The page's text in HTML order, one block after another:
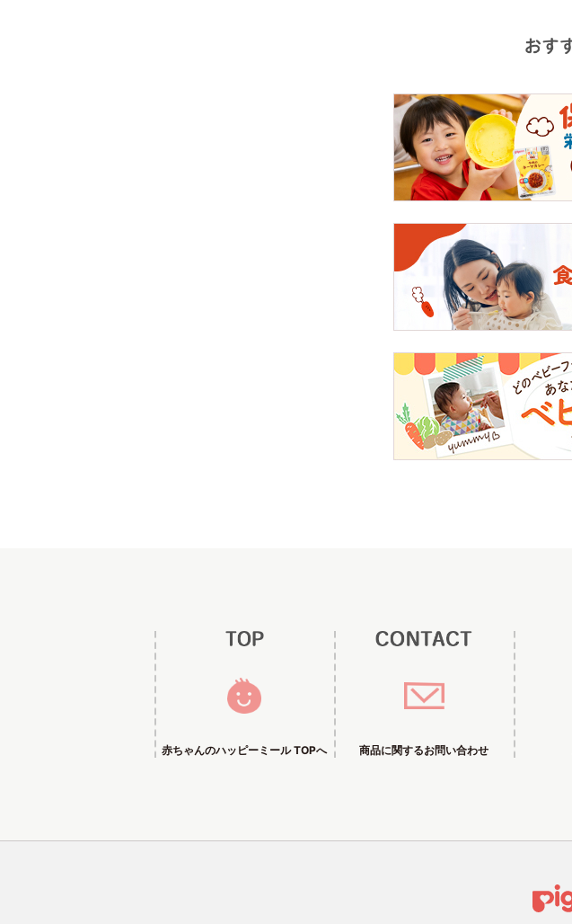
赤ちゃんのハッピーミール TOPへ 商品に関するお問い合わせ